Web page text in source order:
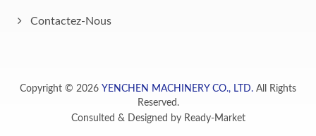
Contactez-Nous
Copyright © 2026 YENCHEN MACHINERY CO., LTD. All Rights
Reserved.
Consulted & Designed by Ready-Market